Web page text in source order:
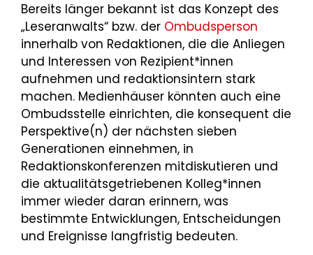
Bereits länger bekannt ist das Konzept des
„Leseranwalts“ bzw. der Ombudsperson
innerhalb von Redaktionen, die die Anliegen
und Interessen von Rezipient*innen
aufnehmen und redaktionsintern stark
machen. Medienhäuser könnten auch eine
Ombudsstelle einrichten, die konsequent die
Perspektive(n) der nächsten sieben
Generationen einnehmen, in
Redaktionskonferenzen mitdiskutieren und
die aktualitätsgetriebenen Kolleg*innen
immer wieder daran erinnern, was
bestimmte Entwicklungen, Entscheidungen
und Ereignisse langfristig bedeuten.